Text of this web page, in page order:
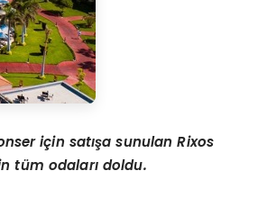
için satışa sunulan Rixos
tüm odaları doldu.